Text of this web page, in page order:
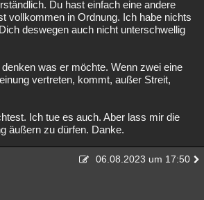
Du hast einfach eine andere
vollkommen in Ordnung. Ich habe nichts
deswegen auch nicht unterschwellig
was er möchte. Wenn zwei eine
vertreten, kommt, außer Streit,
Ich tue es auch. Aber lass mir die
äußern zu dürfen. Danke.
06.08.2023 um 17:50